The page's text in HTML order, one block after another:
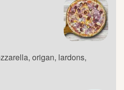
origan, lardons,